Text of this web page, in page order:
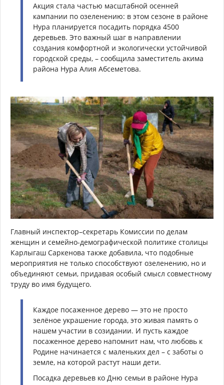
Акция стала частью масштабной осенней
кампании по озеленению: в этом сезоне в районе
Нура планируется посадить порядка 4500
деревьев. Это важный шаг в направлении
создания комфортной и экологически устойчивой
городской среды, – сообщила заместитель акима
района Нура Алия Абсеметова.
Главный инспектор–секретарь Комиссии по делам
женщин и семейно-демографической политике столицы
Карлыгаш Саркенова также добавила, что подобные
мероприятия не только способствуют озеленению, но и
объединяют семьи, придавая особый смысл совместному
труду во имя будущего.
Каждое посаженное дерево — это не просто
зелёное украшение города, это живая память о
нашем участии в созидании. И пусть каждое
посаженное дерево напомнит нам, что любовь к
Родине начинается с маленьких дел – с заботы о
земле, на которой растут наши дети.
Посадка деревьев ко Дню семьи в районе Нура